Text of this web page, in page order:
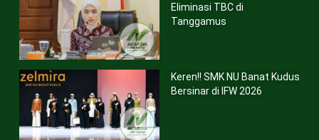
Eliminasi TBC di
Tanggamus
Keren!! SMK NU Banat Kudus
Bersinar di IFW 2026